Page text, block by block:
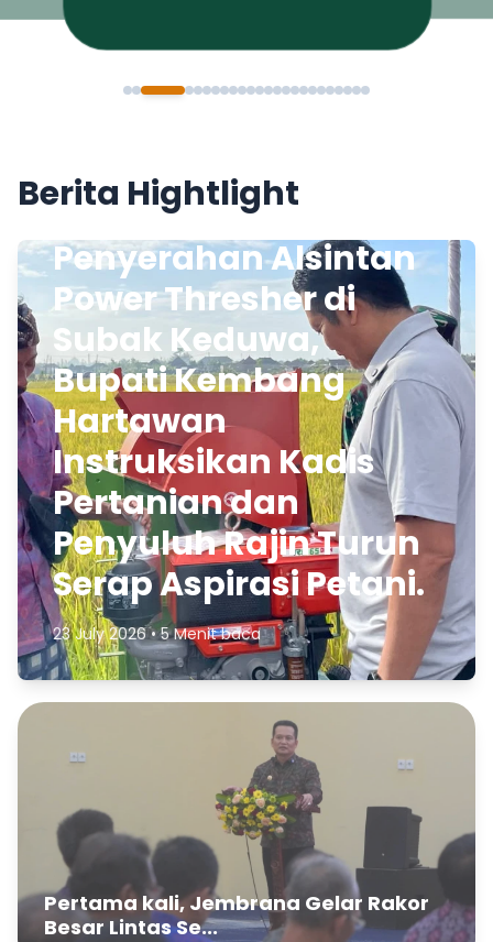
Berita Hightlight
Penyerahan Alsintan
Power Thresher di
Subak Keduwa,
Bupati Kembang
Hartawan
Instruksikan Kadis
Pertanian dan
Penyuluh Rajin Turun
Serap Aspirasi Petani.
23 July 2026 • 5 Menit baca
Pertama kali, Jembrana Gelar Rakor
Besar Lintas Se...